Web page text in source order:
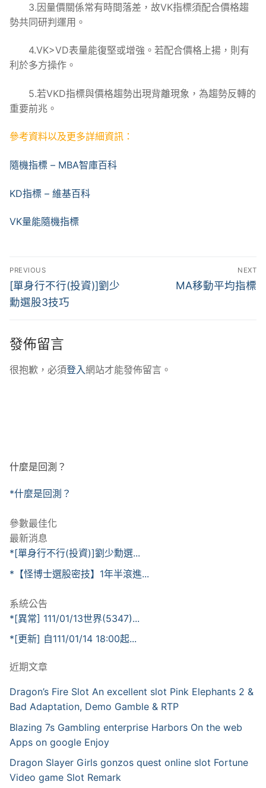
3.因量價關係常有時間落差，故VK指標須配合價格趨
勢共同研判運用。
4.VK>VD表量能復堅或增強。若配合價格上揚，則有
利於多方操作。
5.若VKD指標與價格趨勢出現背離現象，為趨勢反轉的
重要前兆。
參考資料以及更多詳細資訊：
隨機指標 – MBA智庫百科
KD指標 – 維基百科
VK量能隨機指標
文
章
導
PREVIOUS
Previous
post:
[單身行不行(投資)]劉少
勳選股3技巧
NEXT
Next
MA移動平均指標
發佈留言
很抱歉，必須登入網站才能發佈留言。
什麼是回測？
*什麼是回測？
參數最佳化
最新消息
*[單身行不行(投資)]劉少勳選...
*【怪博士選股密技】1年半滾進...
系統公告
*[異常] 111/01/13世界(5347)...
*[更新] 自111/01/14 18:00起...
近期文章
Dragon’s Fire Slot An excellent slot Pink Elephants 2 &
Bad Adaptation, Demo Gamble & RTP
Blazing 7s Gambling enterprise Harbors On the web
Apps on google Enjoy
Dragon Slayer Girls gonzos quest online slot Fortune
Video game Slot Remark